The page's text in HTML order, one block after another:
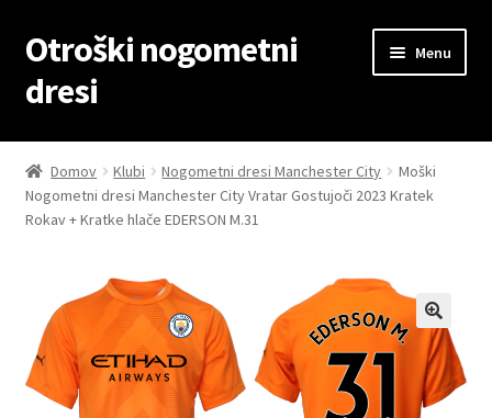
Skip
to
navigation
Skip
to
content
Otroški nogometni
dresi
Menu
Domov
Blog
Košarica
Moj račun
Domov Klubi Nogometni dresi Manchester City
Moški
Nogometni dresi Manchester City Vratar Gostujoči 2023 Kratek
Rokav + Kratke hlače EDERSON M.31